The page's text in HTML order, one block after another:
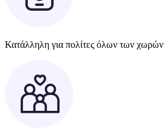
Κατάλληλη για πολίτες όλων των χωρών